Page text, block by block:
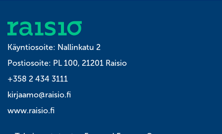
Käyntiosoite: Nallinkatu 2
Postiosoite: PL 100, 21201 Raisio
+358 2 434 3111
kirjaamo@raisio.fi
www.raisio.fi